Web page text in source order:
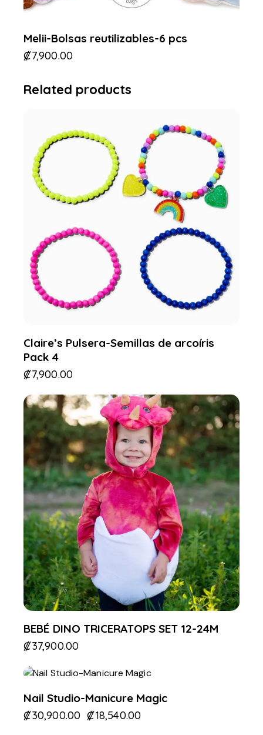
Melii-Bolsas reutilizables-6 pcs
₡7,900.00
Related products
Claire’s Pulsera-Semillas de arcoíris
Pack 4
₡7,900.00
BEBÉ DINO TRICERATOPS SET 12-24M
₡37,900.00
Nail Studio-Manicure Magic
₡30,900.00 ₡18,540.00